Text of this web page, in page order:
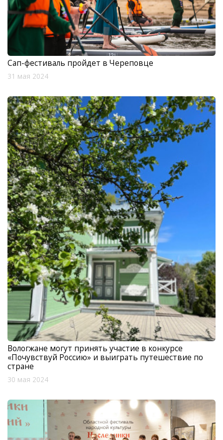
Сап-фестиваль пройдет в Череповце
31 мая 2024
Вологжане могут принять участие в конкурсе
«Почувствуй Россию» и выиграть путешествие по
стране
30 мая 2024